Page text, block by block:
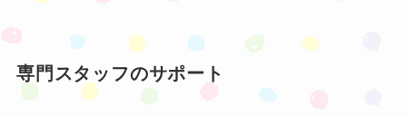
専門スタッフのサポート